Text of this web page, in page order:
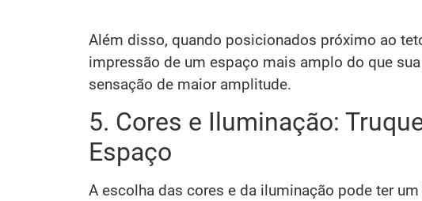
Além disso, quando posicionados próximo ao
impressão de um espaço mais amplo do que
sensação de maior amplitude.
5. Cores e Iluminação:
Espaço
A escolha das cores e da iluminação pode ter